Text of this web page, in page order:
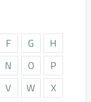
F G
H
N O
P
V W
X